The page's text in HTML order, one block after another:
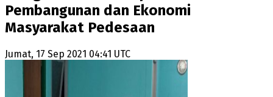
Pembangunan dan Ekonomi
Masyarakat Pedesaan
Jumat, 17 Sep 2021 04:41 UTC